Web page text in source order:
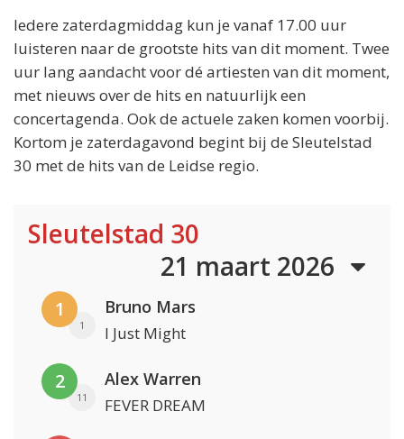
Iedere zaterdagmiddag kun je vanaf 17.00 uur
luisteren naar de grootste hits van dit moment. Twee
uur lang aandacht voor dé artiesten van dit moment,
met nieuws over de hits en natuurlijk een
concertagenda. Ook de actuele zaken komen voorbij.
Kortom je zaterdagavond begint bij de Sleutelstad
30 met de hits van de Leidse regio.
Sleutelstad 30
21 maart 2026
1
1
Bruno Mars
I Just Might
2
11
Alex Warren
FEVER DREAM